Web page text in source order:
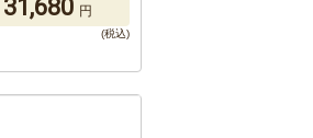
31,680 円